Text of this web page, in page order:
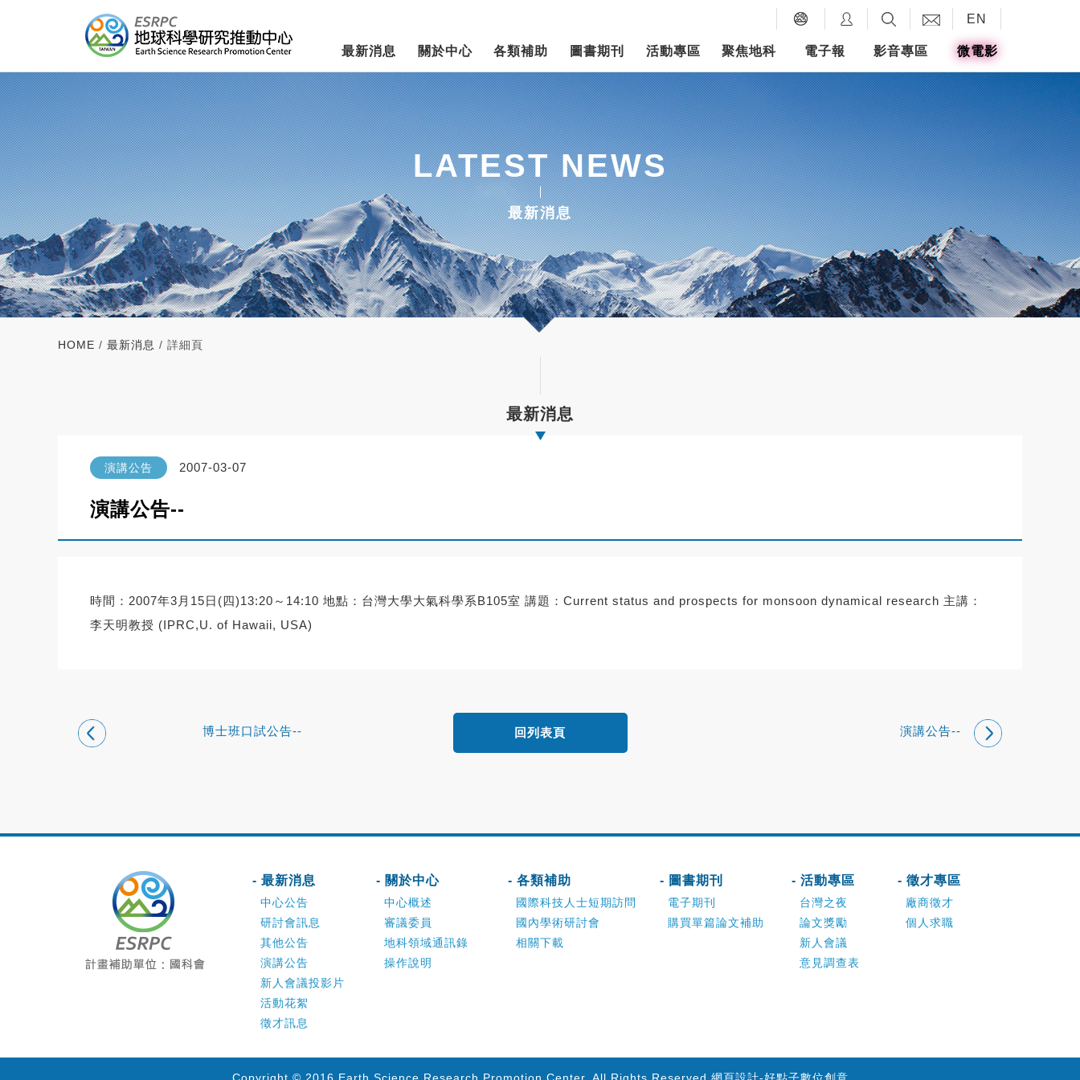
EN
最新消息 關於中心 各類補助 圖書期刊 活動專區 聚焦地科 電子報 影音專區 微電影
LATEST NEWS
最新消息
HOME / 最新消息 / 詳細頁
最新消息
演講公告 2007-03-07
演講公告--
時間：2007年3月15日(四)13:20～14:10 地點：台灣大學大氣科學系B105室 講題：Current status and prospects for monsoon dynamical research 主講：
李天明教授 (IPRC,U. of Hawaii, USA)
博士班口試公告-- 演講公告--
回列表頁
- 最新消息
中心公告
研討會訊息
其他公告
演講公告
新人會議投影片
活動花絮
徵才訊息
- 關於中心
中心概述
審議委員
地科領域通訊錄
操作說明
- 各類補助
國際科技人士短期訪問
國內學術研討會
相關下載
- 圖書期刊
電子期刊
購買單篇論文補助
- 活動專區
台灣之夜
論文獎勵
新人會議
意見調查表
- 徵才專區
廠商徵才
個人求職